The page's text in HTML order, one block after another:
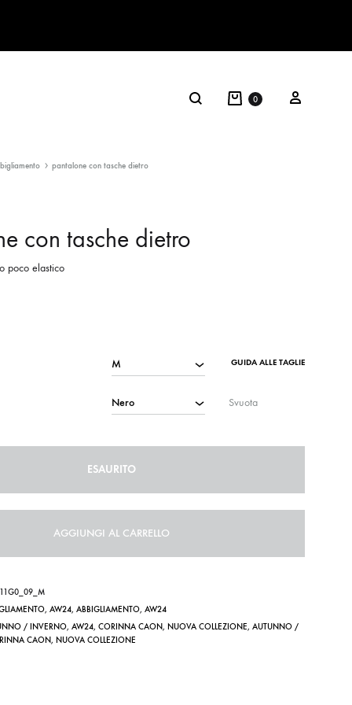
0
pantalone con tasche dietro
con tasche dietro
poco elastico
GUIDA ALLE TAGLIE
Svuota
ESAURITO
AGGIUNGI AL CARRELLO
, AW24, ABBIGLIAMENTO, AW24
/ INVERNO, AW24, CORINNA CAON, NUOVA COLLEZIONE, AUTUNNO /
CAON, NUOVA COLLEZIONE